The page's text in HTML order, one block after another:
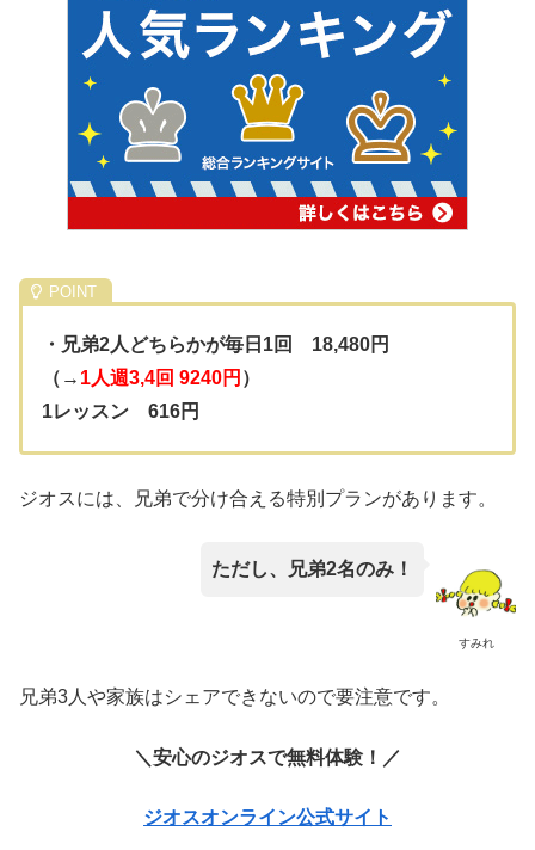
・兄弟2人どちらかが毎日1回 18,480円
（→ 1人週3,4回 9240円 ）
1レッスン 616円
ジオスには、兄弟で分け合える特別プランがあります。
すみれ
ただし、兄弟2名のみ！
兄弟3人や家族はシェアできないので要注意です。
＼安心のジオスで無料体験！／
ジオスオンライン公式サイト